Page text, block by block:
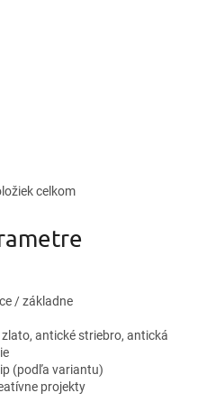
O
l
á
c
e
r
v
celkom
/ základne
antické striebro, antická
(podľa variantu)
projekty